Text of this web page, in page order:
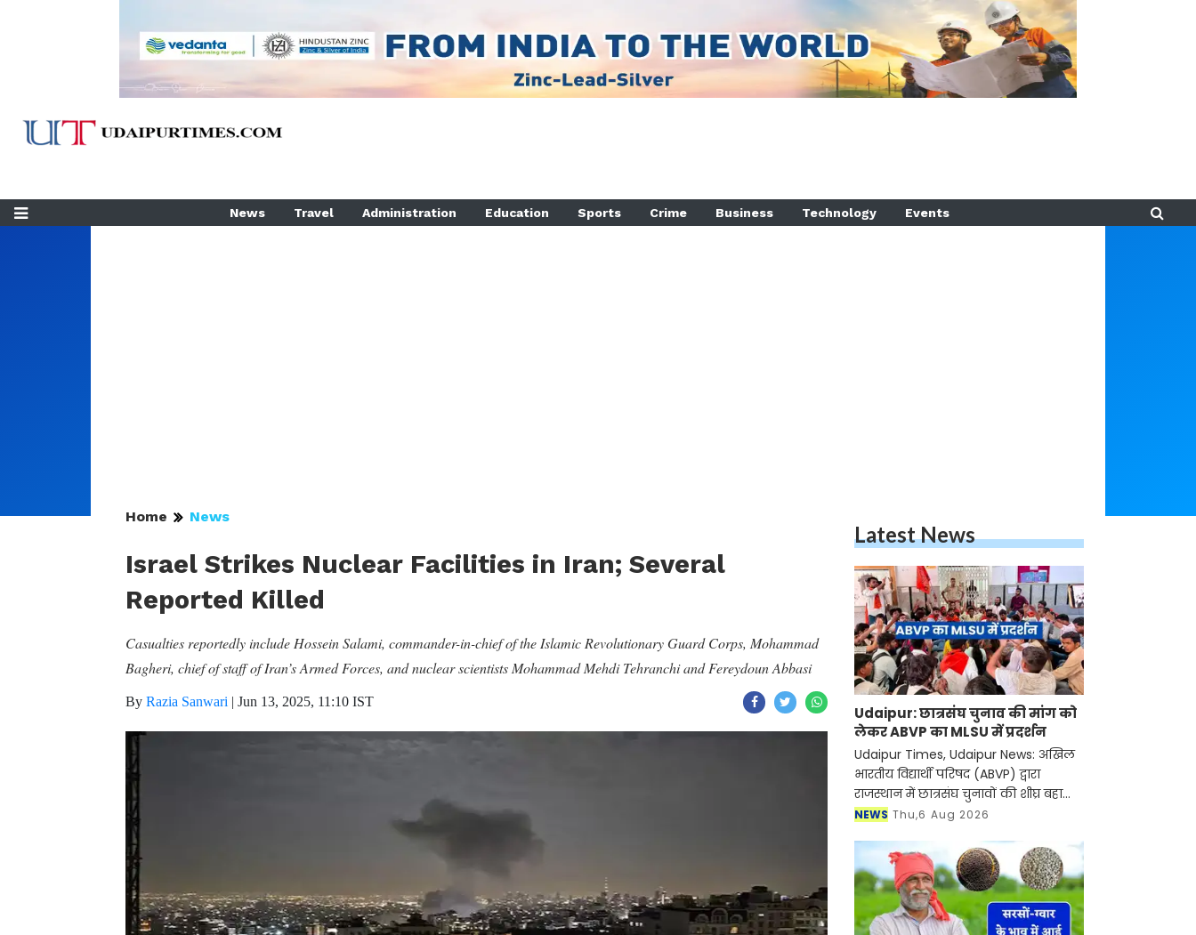
News Travel Administration Education Sports Crime Business Technology Events
Home News
Israel Strikes Nuclear Facilities in Iran; Several
Reported Killed
Casualties reportedly include Hossein Salami, commander-in-chief of the Islamic Revolutionary Guard Corps, Mohammad
Bagheri, chief of staff of Iran’s Armed Forces, and nuclear scientists Mohammad Mehdi Tehranchi and Fereydoun Abbasi
By Razia Sanwari | Jun 13, 2025, 11:10 IST
Latest News
Udaipur: छात्रसंघ चुनाव की मांग को
लेकर ABVP का MLSU में प्रदर्शन
Udaipur Times, Udaipur News: अखिल
भारतीय विद्यार्थी परिषद (ABVP) द्वारा
राजस्थान में छात्रसंघ चुनावों की शीघ्र बहाली
सहित उच्च शिक्षा से जुड़ी विभिन्न समस्याओं
मोह
NEWS Thu,6 Aug 2026